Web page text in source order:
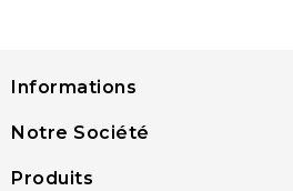
Informations
Notre Société
Produits